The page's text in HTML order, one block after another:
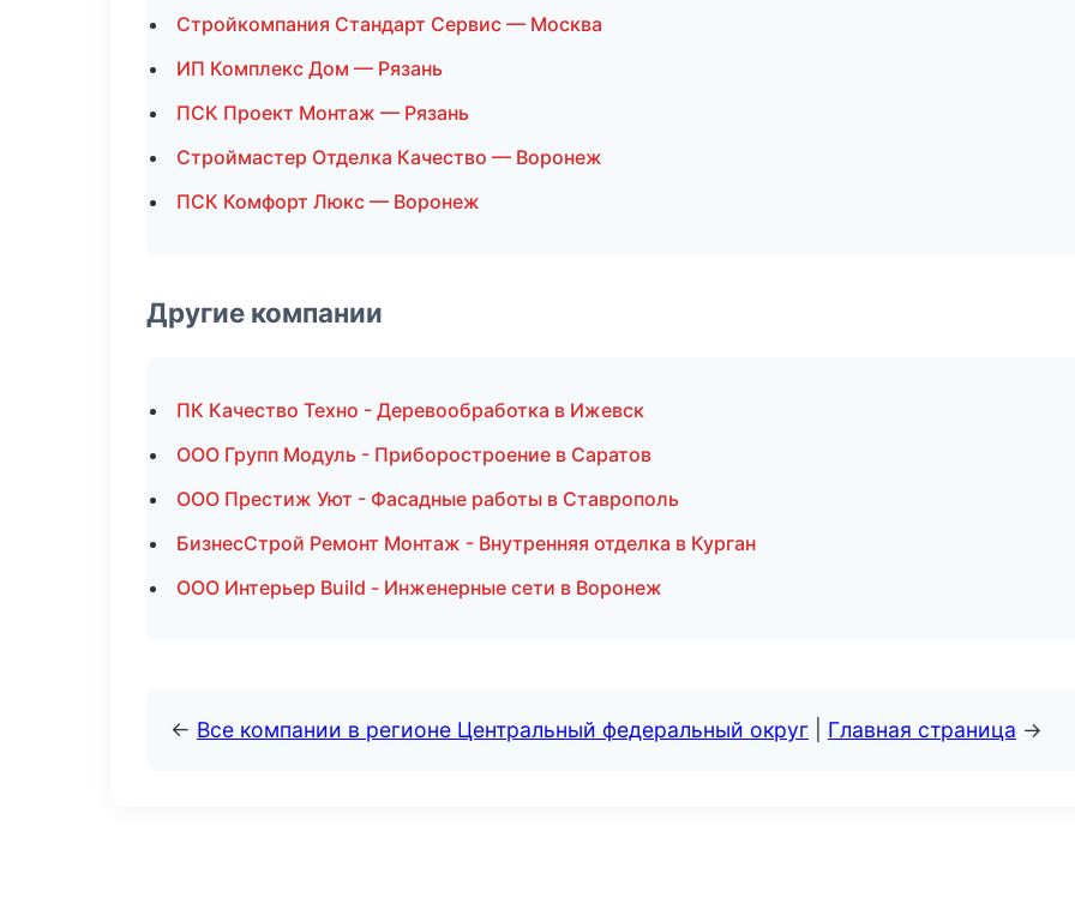
Стройкомпания Стандарт Сервис — Москва
ИП Комплекс Дом — Рязань
ПСК Проект Монтаж — Рязань
Строймастер Отделка Качество — Воронеж
ПСК Комфорт Люкс — Воронеж
Другие компании
ПК Качество Техно - Деревообработка в Ижевск
ООО Групп Модуль - Приборостроение в Саратов
ООО Престиж Уют - Фасадные работы в Ставрополь
БизнесСтрой Ремонт Монтаж - Внутренняя отделка в Курган
ООО Интерьер Build - Инженерные сети в Воронеж
← Все компании в регионе Центральный федеральный округ Главная страница →